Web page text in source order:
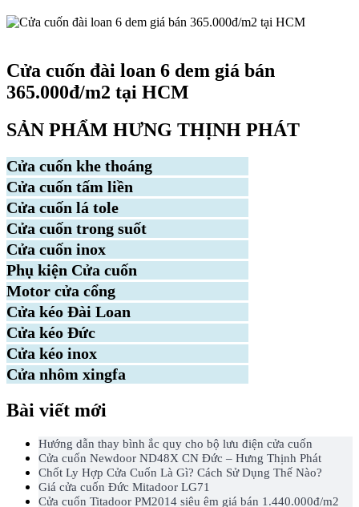
Cửa cuốn đài loan 6 dem giá bán
365.000đ/m2 tại HCM
SẢN PHẨM HƯNG THỊNH PHÁT
Cửa cuốn khe thoáng
Cửa cuốn tấm liền
Cửa cuốn lá tole
Cửa cuốn trong suốt
Cửa cuốn inox
Phụ kiện Cửa cuốn
Motor cửa cổng
Cửa kéo Đài Loan
Cửa kéo Đức
Cửa kéo inox
Cửa nhôm xingfa
Bài viết mới
Hướng dẫn thay bình ắc quy cho bộ lưu điện cửa cuốn
Cửa cuốn Newdoor ND48X CN Đức – Hưng Thịnh Phát
Chốt Ly Hợp Cửa Cuốn Là Gì? Cách Sử Dụng Thế Nào?
Giá cửa cuốn Đức Mitadoor LG71
Cửa cuốn Titadoor PM2014 siêu êm giá bán 1.440.000đ/m2